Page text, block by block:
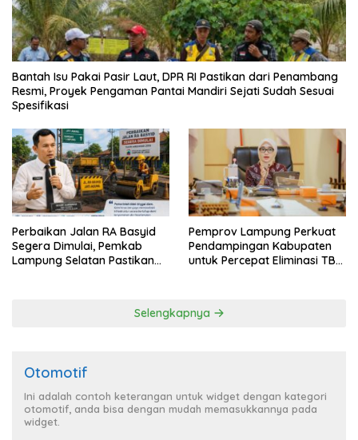
Bantah Isu Pakai Pasir Laut, DPR RI Pastikan dari Penambang
Resmi, Proyek Pengaman Pantai Mandiri Sejati Sudah Sesuai
Spesifikasi
Perbaikan Jalan RA Basyid
Segera Dimulai, Pemkab
Lampung Selatan Pastikan
Pemprov Lampung Perkuat
Pendampingan Kabupaten
untuk Percepat Eliminasi TBC
Selengkapnya
Otomotif
Ini adalah contoh keterangan untuk widget dengan kategori
otomotif, anda bisa dengan mudah memasukkannya pada
widget.